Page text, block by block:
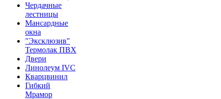
Чердачные
лестницы
Мансардные
окна
"Эксклюзив"
Термолак ПВХ
Двери
Линолеум IVC
Кварцвинил
Гибкий
Мрамор